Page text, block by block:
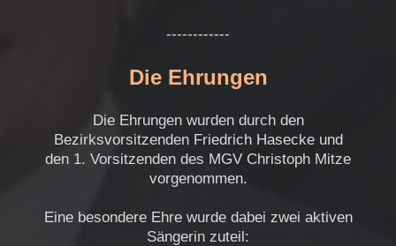
------------
Die Ehrungen
Die Ehrungen wurden durch den
Bezirksvorsitzenden Friedrich Hasecke und
den 1. Vorsitzenden des MGV Christoph Mitze
vorgenommen.
Eine besondere Ehre wurde dabei zwei aktiven
Sängerin zuteil: